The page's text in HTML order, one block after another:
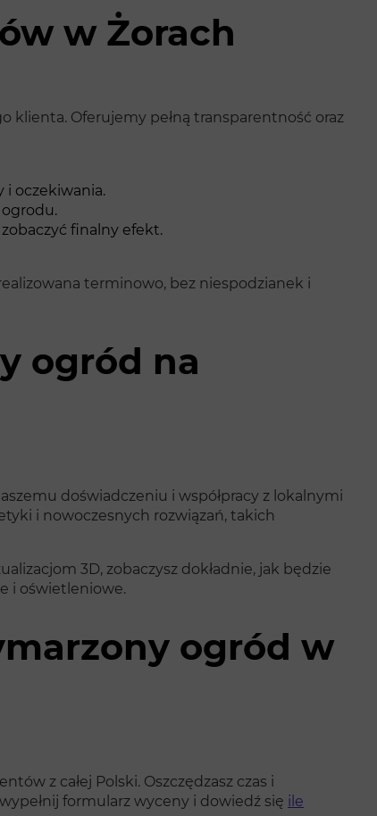
w Żorach
Oferujemy pełną transparentność oraz
i oczekiwania.
finalny efekt.
terminowo, bez niespodzianek i
ogród na
doświadczeniu i współpracy z lokalnymi
i nowoczesnych rozwiązań, takich
3D, zobaczysz dokładnie, jak będzie
i oświetleniowe.
ogród w
z całej Polski. Oszczędzasz czas i
formularz wyceny i dowiedź się ile